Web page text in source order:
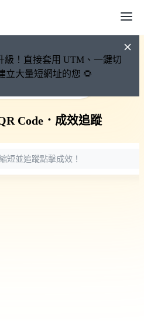
級！直接套用 UTM、一鍵切
立大量短網址的您 🌻
網址永久有效
Code． 成效追蹤